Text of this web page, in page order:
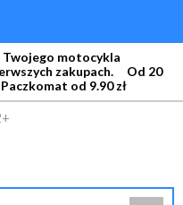
motocykla
zakupach. Od 20
od 9.90 zł